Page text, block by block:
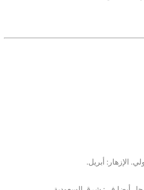
الإزهار: أبريل.